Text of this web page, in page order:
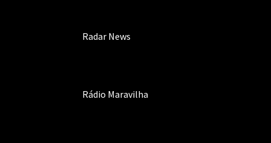
Radar News
Rádio Maravilha